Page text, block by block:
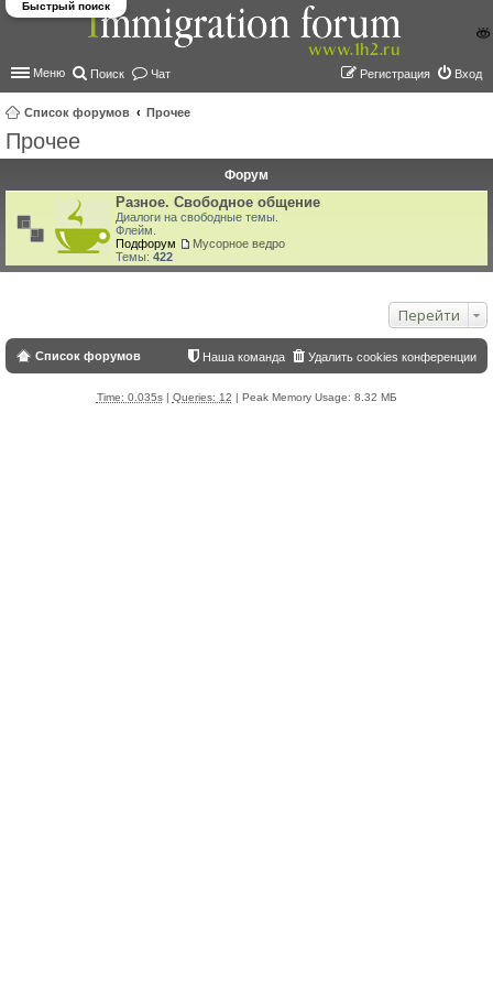
Меню Поиск Чат Вход
Регистрация
Список форумов
Прочее
Быстрый поиск
Прочее
Форум
Разное. Свободное общение
Диалоги на свободные темы.
Флейм.
Подфорум
Мусорное ведро
Темы: 422
Перейти
Список форумов Удалить cookies конференции
Наша команда
Time: 0.035s| Queries: 12 | Peak Memory Usage: 8.32 МБ